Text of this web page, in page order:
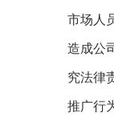
市场人
造成公
究法律
推广行